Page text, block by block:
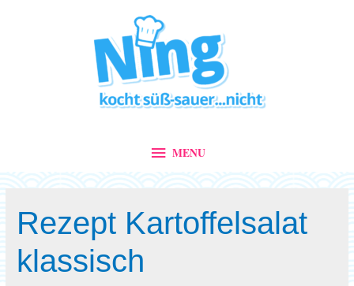
MENU
MENU
Rezept Kartoffelsalat
klassisch